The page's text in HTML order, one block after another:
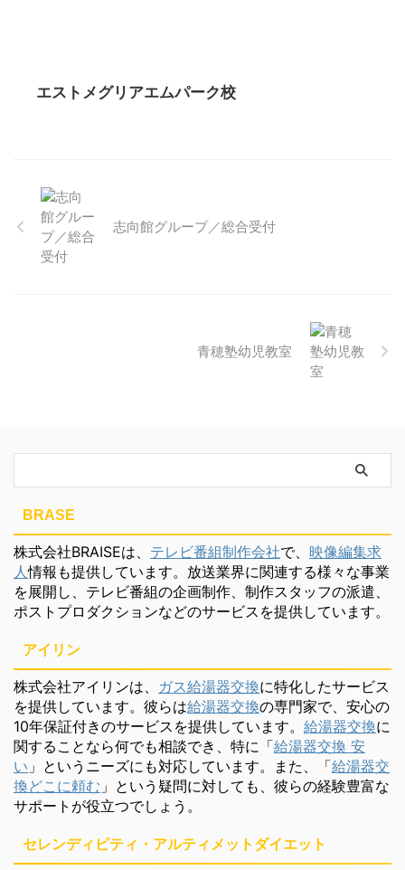
エストメグリアエムパーク校
志向館グループ／総合受付
青穂塾幼児教室
BRASE
株式会社BRAISEは、 テレビ番組制作会社で、 映像編集求
人情報も提供しています。放送業界に関連する様々な事業
を展開し、テレビ番組の企画制作、制作スタッフの派遣、
ポストプロダクションなどのサービスを提供しています。
アイリン
株式会社アイリンは、 ガス給湯器交換に特化したサービス
を提供しています。彼らは給湯器交換の専門家で、安心の
10年保証付きのサービスを提供しています。 給湯器交換に
関することなら何でも相談でき、特に「給湯器交換 安
い 」というニーズにも対応しています。また、「給湯器交
換どこに頼む 」という疑問に対しても、彼らの経験豊富な
サポートが役立つでしょう。
セレンディピティ・アルティメットダイエット